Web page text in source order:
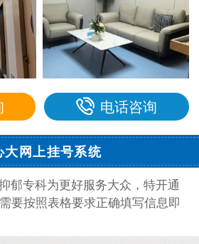
电话咨询
大网上挂号系统
郁专科为更好服务大众，特开通
要按照表格要求正确填写信息即